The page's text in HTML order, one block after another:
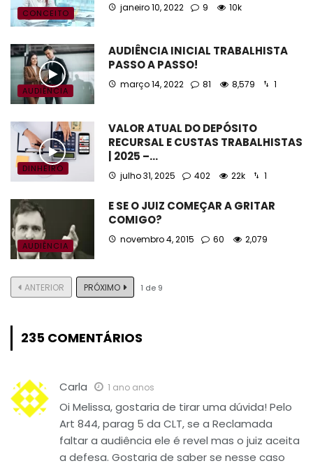
CONCEITO
janeiro 10, 2022 9 10k
AUDIÊNCIA
AUDIÊNCIA INICIAL TRABALHISTA
PASSO A PASSO!
março 14, 2022 81 8,579 1
DINHEIRO
VALOR ATUAL DO DEPÓSITO
RECURSAL E CUSTAS TRABALHISTAS
| 2025 –…
julho 31, 2025 402 22k 1
AUDIÊNCIA
E SE O JUIZ COMEÇAR A GRITAR
COMIGO?
novembro 4, 2015 60 2,079
ANTERIOR PRÓXIMO 1 de 9
235 COMENTÁRIOS
Carla 1 ano anos
Oi Melissa, gostaria de tirar uma dúvida! Pelo
Art 844, parag 5 da CLT, se a Reclamada
faltar a audiência ele é revel mas o juiz aceita
a defesa. Gostaria de saber se nesse caso